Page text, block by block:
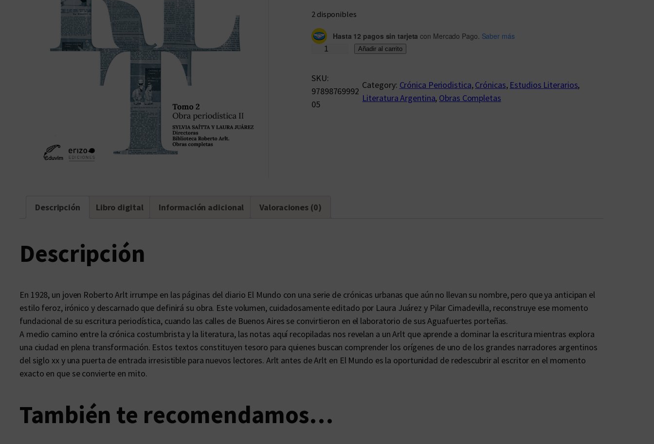
2 disponibles
Hasta 12 pagos sin tarjeta con Mercado Pago. Saber más
l
t
a
r
M
u
n
d
o
(
8
Añadir al carrito
SKU:
97898769992
05
Category: Crónica Periodistica, Crónicas, Estudios Literarios
Literatura Argentina, Obras Completas
Descripción Libro digital Información adicional Valoraciones (0)
Descripción
En 1928, un joven Roberto Arlt irrumpe en las páginas del diario El Mundo con una serie de crónicas urbanas que aún no llevan su nombre, pero que ya anticipan el
estilo feroz, irónico y descarnado que definirá su obra. Este volumen, cuidadosamente editado por Laura Juárez y Pilar Cimadevilla, reconstruye ese momento
fundacional de su escritura periodística, cuando las calles de Buenos Aires se convirtieron en el laboratorio de sus Aguafuertes porteñas.
A medio camino entre la crónica costumbrista y la literatura, las notas aquí recopiladas nos revelan a un Arlt que aprende a dominar la escritura mientras explora
una ciudad en plena transformación. Estos textos constituyen tesoro para quienes buscan comprender los orígenes de uno de los grandes narradores argentinos
del siglo xx y una puerta de entrada irresistible para nuevos lectores. Arlt antes de Arlt en El Mundo es la oportunidad de redescubrir al escritor en el momento
exacto en que se convierte en mito.
También te recomendamos…